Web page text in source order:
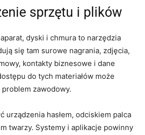
sprzętu i plików
dyski i chmura to narzędzia
się tam surowe nagrania, zdjęcia,
kontakty biznesowe i dane
do tych materiałów może
zawodowy.
urządzenia hasłem, odciskiem palca
twarzy. Systemy i aplikacje powinny